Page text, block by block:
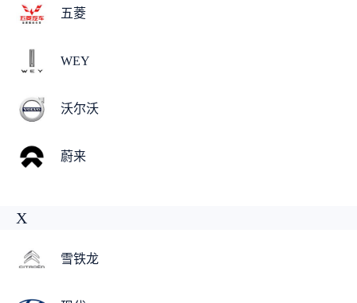
五菱
WEY
沃尔沃
蔚来
X
雪铁龙